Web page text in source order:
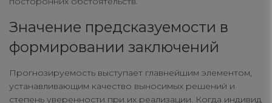
Значение предсказуемости в
формировании заключений
Прогнозируемость выступает главнейшим элементом,
устанавливающим качество выносимых решений и
степень уверенности при их реализации. Когда индивид